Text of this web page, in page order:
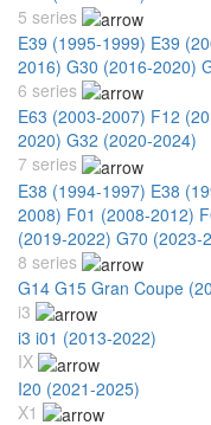
5 series
E39 (1995-1999) E39
2016) G30 (2016-2020)
6 series
E63 (2003-2007) F12
2020) G32 (2020-2024)
7 series
E38 (1994-1997) E38
2008) F01 (2008-2012)
(2019-2022) G70 (2023-
8 series
G14 G15 Gran Coupe
i3
i3 i01 (2013-2022)
IX
I20 (2021-2025)
X1